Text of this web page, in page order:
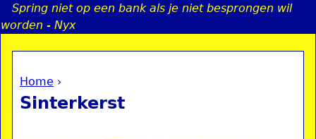
Jump to navigation
Spring niet op een bank als je niet besprongen wil
worden - Nyx
You are here
Home ›
Sinterkerst